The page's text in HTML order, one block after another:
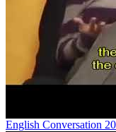
English Conversation